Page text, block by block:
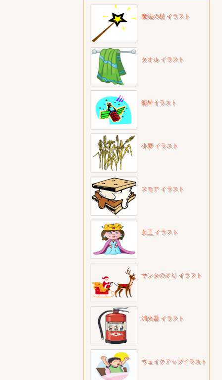
魔法の杖 イラスト
タオル イラスト
衛星イラスト
小麦 イラスト
スモア イラスト
女王 イラスト
サンタのそり イラスト
消火器 イラスト
ウェイクアップイラスト